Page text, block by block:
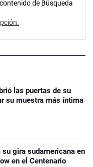
de Búsqueda
las puertas de su
su muestra más íntima
su gira sudamericana en
en el Centenario